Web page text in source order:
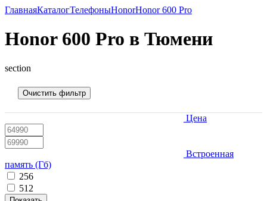
ГлавнаяКаталогТелефоныHonorHonor 600 Pro
Honor 600 Pro в Тюмени
section
Очистить фильтр
Цена
Встроенная
память (Гб)
256
512